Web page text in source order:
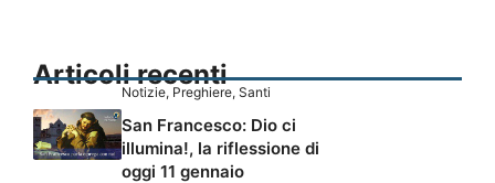
Articoli recenti
Notizie, Preghiere, Santi
San Francesco: Dio ci
illumina!, la riflessione di
oggi 11 gennaio